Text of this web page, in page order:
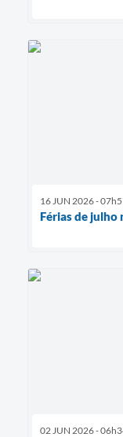
16 JUN 2026 -
Férias de julho
02 JUN 2026 -